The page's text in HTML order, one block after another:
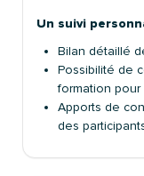
Un suivi
Bilan détaillé
Possibilité de
formation
Apports de
des